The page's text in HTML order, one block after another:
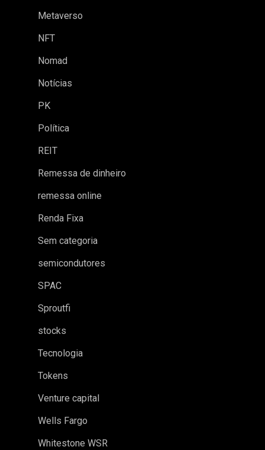
Metaverso
NFT
Nomad
Notícias
PK
Política
REIT
Remessa de dinheiro
remessa online
Renda Fixa
Sem categoria
semicondutores
SPAC
Sproutfi
stocks
Tecnologia
Tokens
Venture capital
Wells Fargo
Whitestone WSR